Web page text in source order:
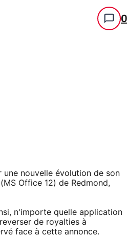
0
nouvelle évolution de son
Office 12) de Redmond,
n'importe quelle application
de royalties à
face à cette annonce.